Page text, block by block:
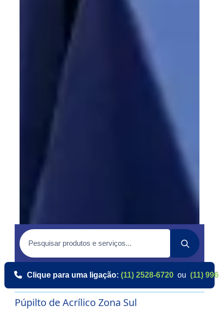
Clique para uma ligação: (11) 2528-6720 ou (11)
Púpilto de Acrílico Zona Sul